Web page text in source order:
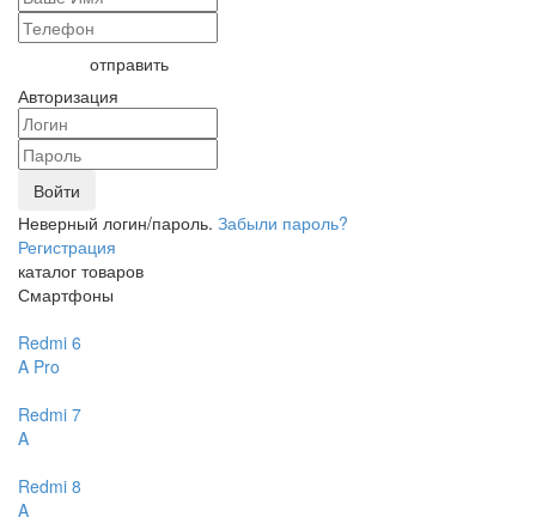
Авторизация
Войти
Неверный логин/пароль. Забыли пароль?
Регистрация
каталог товаров
Смартфоны
Redmi 6
A Pro
Redmi 7
A
Redmi 8
A